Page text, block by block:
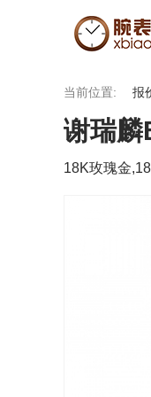
当前位置: 报
谢瑞
18K玫瑰金